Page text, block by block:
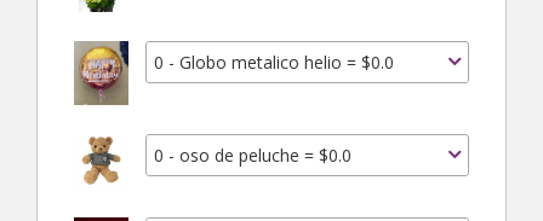
0 - Globo metalico helio = $0.0
0 - oso de peluche = $0.0